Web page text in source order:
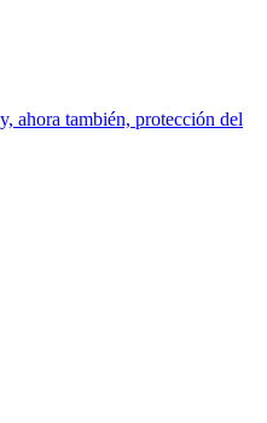
ahora también, protección del